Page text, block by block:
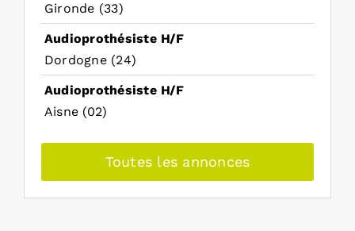
Gironde (33)
Audioprothésiste H/F
Dordogne (24)
Audioprothésiste H/F
Aisne (02)
Toutes les annonces